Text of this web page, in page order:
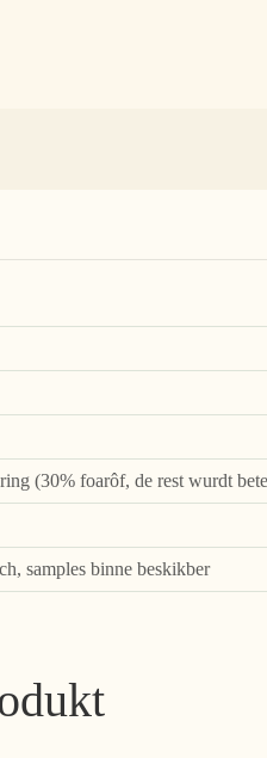
(30% foarôf, de rest wurdt
samples binne beskikber